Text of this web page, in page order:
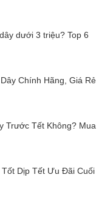
dưới 3 triệu? Top 6
Chính Hãng, Giá Rẻ
Trước Tết Không? Mua
Dịp Tết Ưu Đãi Cuối